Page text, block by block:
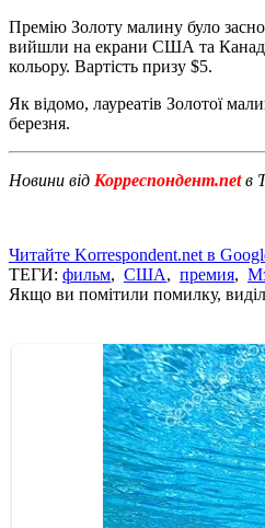
Премію Золоту малину було
вийшли на екрани США та Канади
кольору. Вартість призу $5.
Як відомо, лауреатів Золотої
березня.
Новини від Корреспондент.netв
Читайте Korrespondent.net в
ТЕГИ: фильм, США, премия,
Якщо ви помітили помилку,